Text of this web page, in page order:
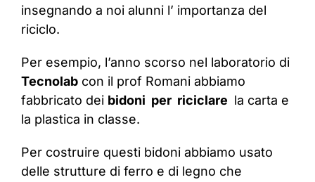
insegnando a noi alunni l’ importanza del
riciclo.
Per esempio, l’anno scorso nel laboratorio di
Tecnolab con il prof Romani abbiamo
fabbricato dei bidoni per riciclare la carta e
la plastica in classe.
Per costruire questi bidoni abbiamo usato
delle strutture di ferro e di legno che